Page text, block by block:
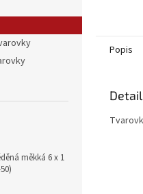
měkká 6 x 1
Popis